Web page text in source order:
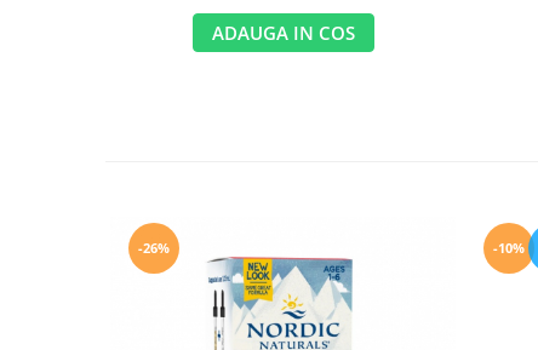
ADAUGA IN COS
-26% -10%